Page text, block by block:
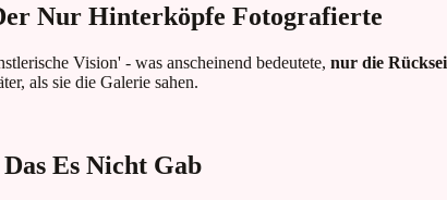
Nur Hinterköpfe Fotografierte
Vision' - was anscheinend bedeutete, nur die
als sie die Galerie sahen.
Es Nicht Gab